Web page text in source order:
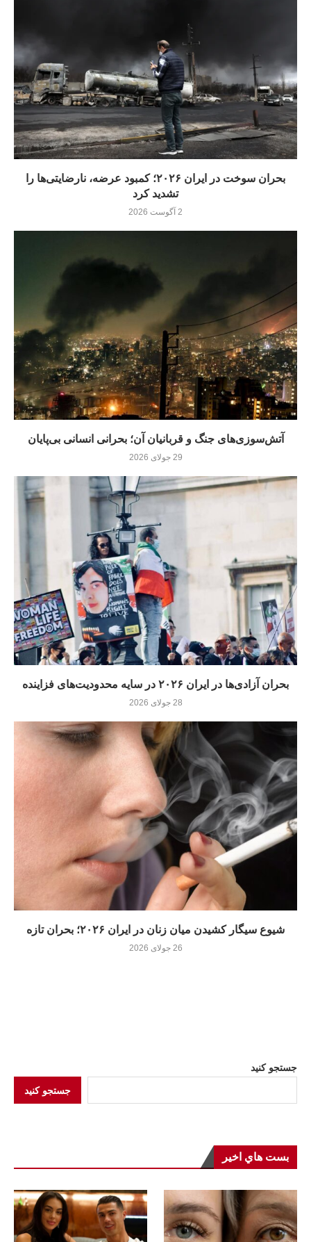
بحران سوخت در ایران ۲۰۲۶؛ کمبود عرضه، نارضایتی‌ها را
تشدید کرد
2 آگوست 2026
آتش‌سوزی‌های جنگ و قربانیان آن؛ بحرانی انسانی بی‌پایان
29 جولای 2026
بحران آزادی‌ها در ایران ۲۰۲۶ در سایه محدودیت‌های فزاینده
28 جولای 2026
شیوع سیگار کشیدن میان زنان در ایران ۲۰۲۶؛ بحران تازه
26 جولای 2026
جستجو کنید
جستجو کنید
بست هاي اخير